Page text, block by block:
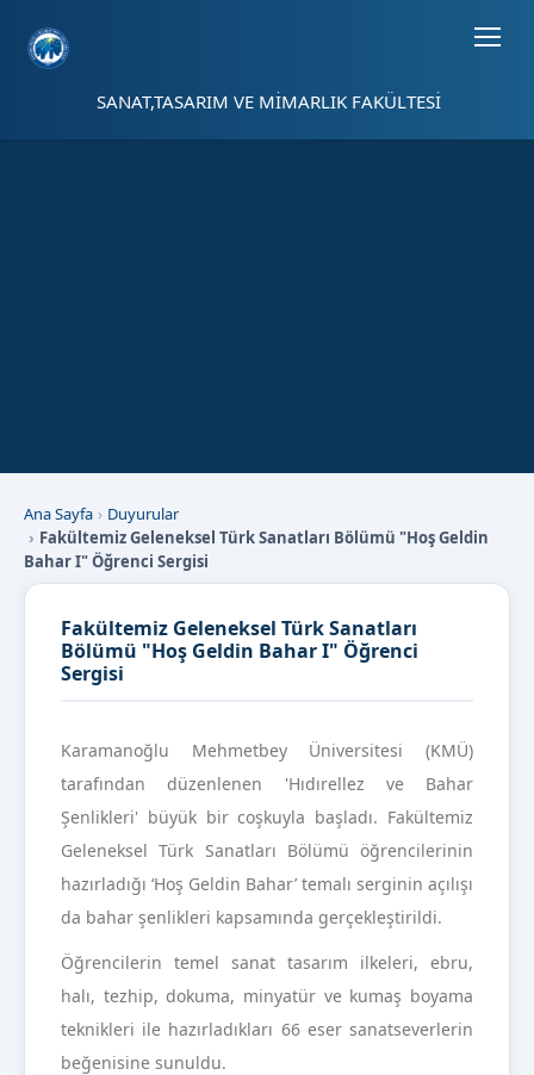
SANAT,TASARIM VE MİMARLIK FAKÜLTESİ
Ana Sayfa
Duyurular
Fakültemiz Geleneksel Türk Sanatları Bölümü "Hoş Geldin
Bahar I" Öğrenci Sergisi
Fakültemiz Geleneksel Türk Sanatları
Bölümü "Hoş Geldin Bahar I" Öğrenci
Sergisi
Karamanoğlu Mehmetbey Üniversitesi (KMÜ)
tarafından düzenlenen 'Hıdırellez ve Bahar
Şenlikleri' büyük bir coşkuyla başladı. Fakültemiz
Geleneksel Türk Sanatları Bölümü öğrencilerinin
hazırladığı ‘Hoş Geldin Bahar’ temalı serginin açılışı
da bahar şenlikleri kapsamında gerçekleştirildi.
Öğrencilerin temel sanat tasarım ilkeleri, ebru,
halı, tezhip, dokuma, minyatür ve kumaş boyama
teknikleri ile hazırladıkları 66 eser sanatseverlerin
beğenisine sunuldu.